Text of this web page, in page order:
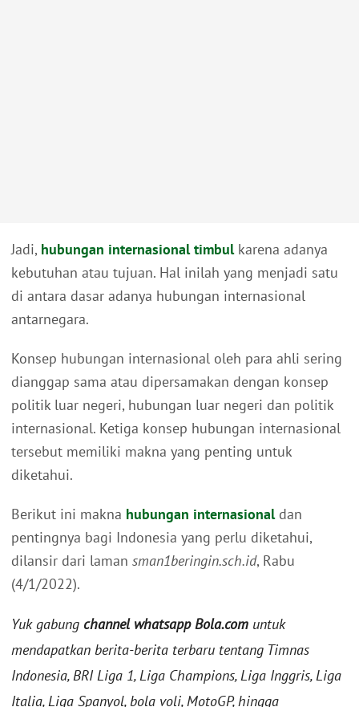
Jadi, hubungan internasional timbulkarena adanya
kebutuhan atau tujuan. Hal inilah yang menjadi satu
di antara dasar adanya hubungan internasional
antarnegara.
Konsep hubungan internasional oleh para ahli sering
dianggap sama atau dipersamakan dengan konsep
politik luar negeri, hubungan luar negeri dan politik
internasional. Ketiga konsep hubungan internasional
tersebut memiliki makna yang penting untuk
diketahui.
Berikut ini makna hubungan internasionaldan
pentingnya bagi Indonesia yang perlu diketahui,
dilansir dari laman sman1beringin.sch.id, Rabu
(4/1/2022).
Yuk gabung channel whatsapp Bola.com untuk
mendapatkan berita-berita terbaru tentang Timnas
Indonesia, BRI Liga 1, Liga Champions, Liga Inggris, Liga
Italia, Liga Spanyol, bola voli, MotoGP, hingga